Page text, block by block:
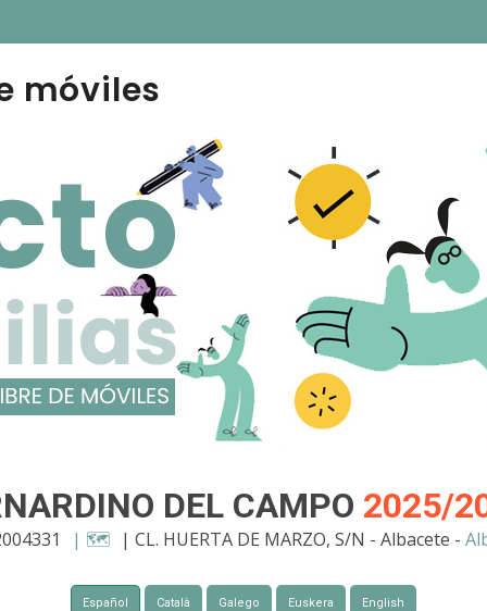
móviles
DEL CAMPO 2025/
| 🗺️ | CL. HUERTA DE MARZO, S/N - Albacete -
Español Català Galego Euskera English